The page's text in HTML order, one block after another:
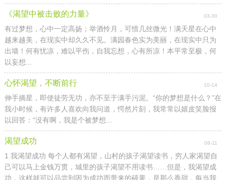
《渴望中被击败的力量》 03-30
有过梦想，心中一定高扬；举酒怜月，可惜几丝微光！满天星在心中
越来越美，在现实中却久久不见。满园春色实为美丽，在现实中只为
出墙！何有忧凉，难以平伤，自我忘想，心有所凉！本平常至极，何
以妄想...
心怀渴望，不断前行 10-14
伸手摘星，即使徒劳无功，亦不至于满手污泥。“你的梦想是什么？”在
我小时候，有许多人喜欢向我问道，愕然片刻，我常常以嬉皮笑脸报
以回答：“没有啊，我是个被梦想...
渴望成功 08-11
1 我渴望成功 每个人都有渴望，山村的孩子渴望读书，穷人家渴望自
己可以马上金钱万贯，城里的孩子渴望不用读书……但是，我渴望成
功，这样就可以品尝到因为成功而带来的硕果，是那么香甜，每当我